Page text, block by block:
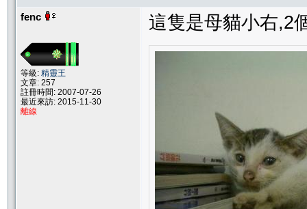
fenc
等級: 精靈王
文章: 257
註冊時間: 2007-07-26
最近來訪: 2015-11-30
離線
這隻是母貓小右,2